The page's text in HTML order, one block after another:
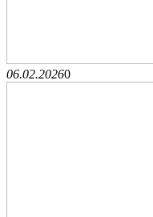
06.02.20260